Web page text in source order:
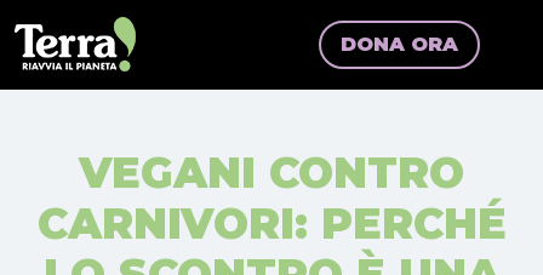
DONA ORA
VEGANI CONTRO
CARNIVORI: PERCHÉ